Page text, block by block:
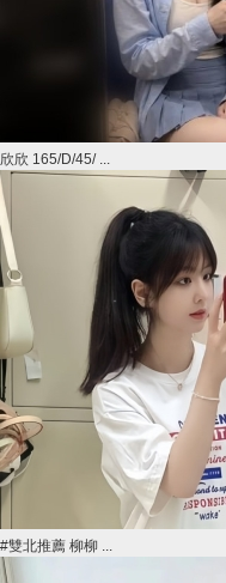
欣欣 165/D/45/ ...
#雙北推薦 柳柳 ...